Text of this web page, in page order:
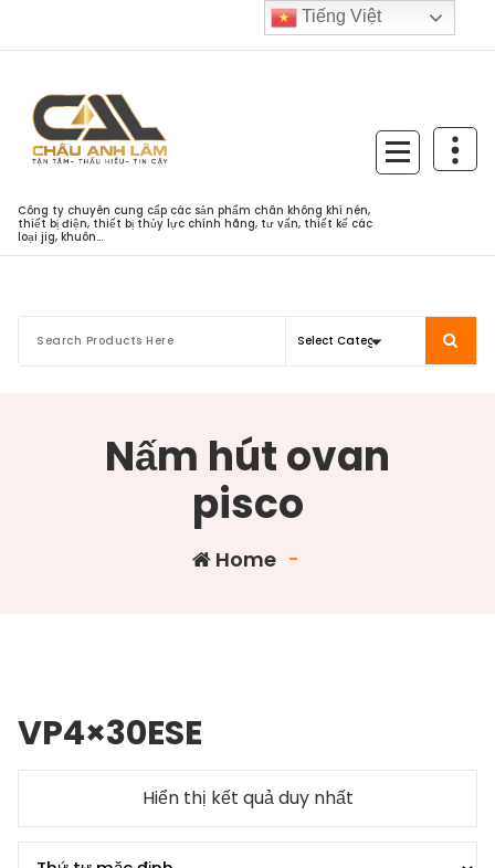
Công ty chuyên cung cấp các sản phẩm chân không khí nén,
thiết bị điện, thiết bị thủy lực chính hãng, tư vấn, thiết kế các
loại jig, khuôn...
Nấm hút ovan
pisco
Home -
VP4×30ESE
Hiển thị kết quả duy nhất
Tiếng Việt